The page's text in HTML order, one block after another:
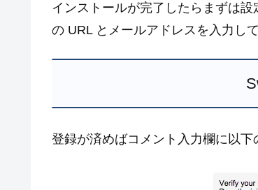
インストールが完了したらまずは
の URL とメールアドレスを入力し
登録が済めばコメント入力欄に以下